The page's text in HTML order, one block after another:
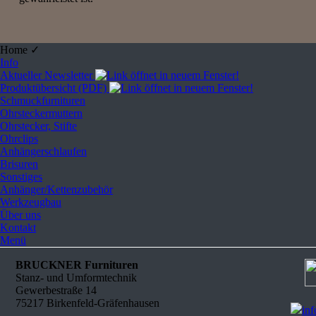
Home ✓
Info
Aktueller Newsletter
Produktübersicht (PDF)
Schmuckfurnituren
Ohrsteckermuttern
Ohrstecker, Stifte
Ohrclips
Anhängerschlaufen
Brisuren
Sonstiges
Anhänger/Kettenzubehör
Werkzeugbau
Über uns
Kontakt
Menü
BRUCKNER Furnituren
Stanz- und Umformtechnik
Gewerbestraße 14
75217 Birkenfeld-Gräfenhausen